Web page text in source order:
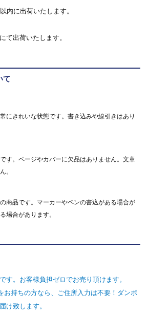
内に出荷いたします。
て出荷いたします。
て
にきれいな状態です。書き込みや線引きはあり
す。ページやカバーに欠品はありません。文章
。
商品です。マーカーやペンの書込がある場合が
場合があります。
す。お客様負担ゼロでお売り頂けます。
お持ちの方なら、ご住所入力は不要！ダンボ
け致します。